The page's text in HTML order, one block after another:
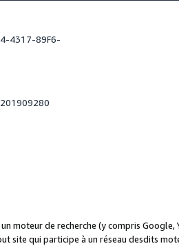
4317-89F6-
moteur de recherche (y compris Google,
site qui participe à un réseau desdits